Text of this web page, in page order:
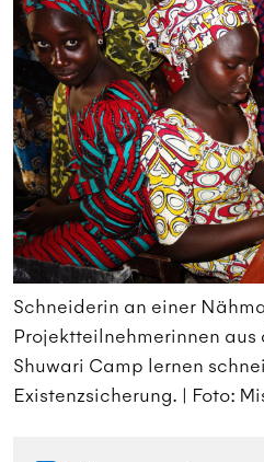
Schneiderin an einer
Projektteilnehmerinnen
Shuwari Camp lernen
Existenzsicherung. | Foto: